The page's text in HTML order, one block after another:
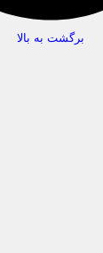
برگشت به بالا